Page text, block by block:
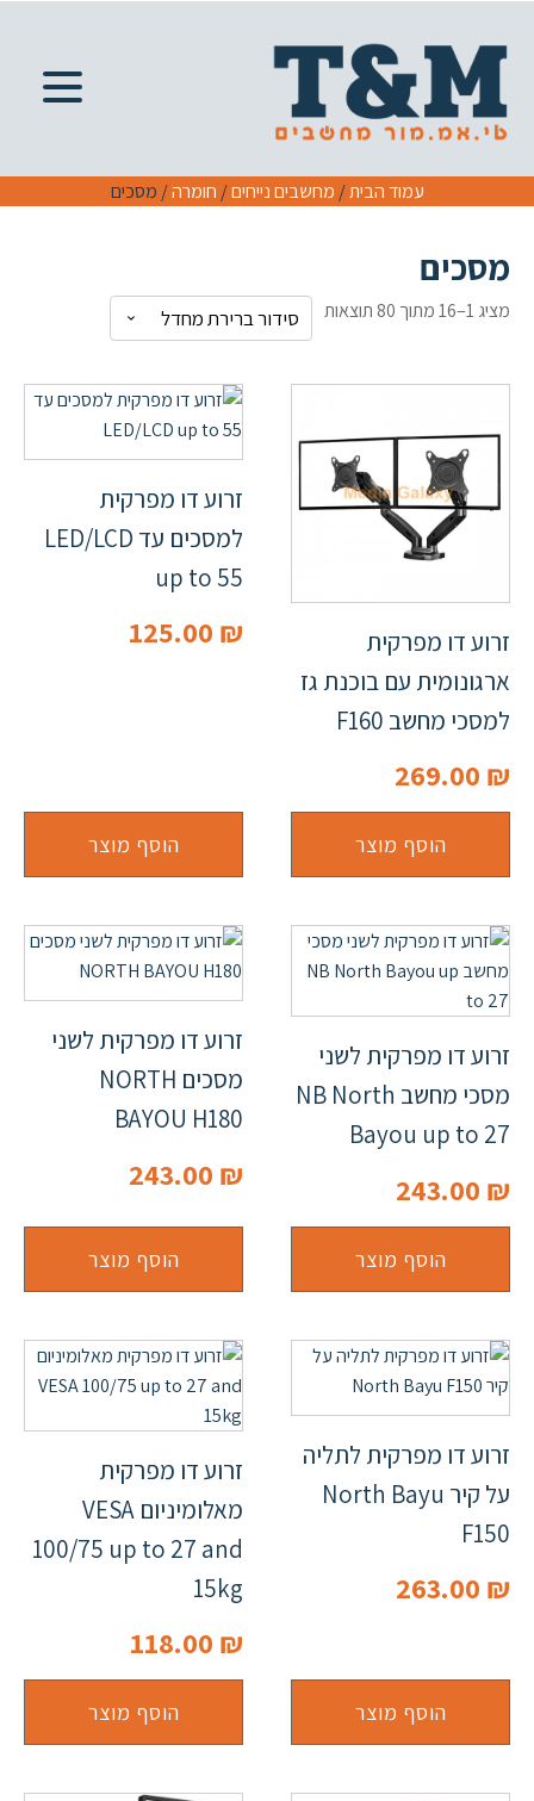
עמוד הבית/ מחשבים נייחים/ חומרה/ מסכים
מסכים
מציג 1–16 מתוך 80 תוצאות
זרוע דו מפרקית
ארגונומית עם בוכנת גז
למסכי מחשב F160
269.00 ₪
הוסף מוצר
זרוע דו מפרקית
למסכים עד LED/LCD
up to 55
125.00 ₪
הוסף מוצר
זרוע דו מפרקית לשני
מסכי מחשב NB North
Bayou up to 27
243.00 ₪
הוסף מוצר
זרוע דו מפרקית לשני
מסכים NORTH
BAYOU H180
243.00 ₪
הוסף מוצר
זרוע דו מפרקית לתליה
על קיר North Bayu
F150
263.00 ₪
הוסף מוצר
זרוע דו מפרקית
מאלומיניום VESA
100/75 up to 27 and
15kg
118.00 ₪
הוסף מוצר